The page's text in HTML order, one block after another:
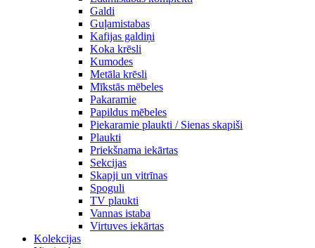
Galdi
Guļamistabas
Kafijas galdiņi
Koka krēsli
Kumodes
Metāla krēsli
Mīkstās mēbeles
Pakaramie
Papildus mēbeles
Piekaramie plaukti / Sienas skapiši
Plaukti
Priekšnama iekārtas
Sekcijas
Skapji un vitrīnas
Spoguli
TV plaukti
Vannas istaba
Virtuves iekārtas
Kolekcijas